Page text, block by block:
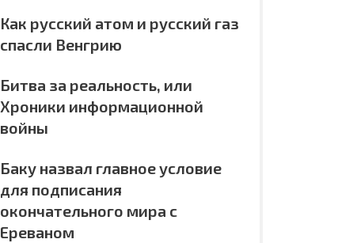
Как русский атом и русский газ
спасли Венгрию
Битва за реальность, или
Хроники информационной
войны
Баку назвал главное условие
для подписания
окончательного мира с
Ереваном